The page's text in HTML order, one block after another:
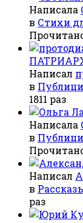
Написала
в Стихи
Написал
в
1811 раз
Написала
в
Написал
в
раз